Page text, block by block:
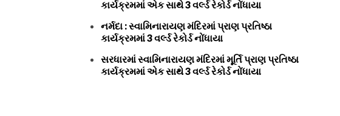
કાર્યક્રમમાં એક સાથે 3 વર્લ્ડ રેકોર્ડ નોંધાયા
નર્મદા : સ્વામિનારાયણ મંદિરમાં પ્રાણ પ્રતિષ્ઠા
કાર્યક્રમમાં 3 વર્લ્ડ રેકોર્ડ નોંધાયા
સરધારમાં સ્વામિનારાયણ મંદિરમાં મૂર્તિ પ્રાણ પ્રતિષ્ઠા
કાર્યક્રમમાં એક સાથે 3 વર્લ્ડ રેકોર્ડ નોંધાયા